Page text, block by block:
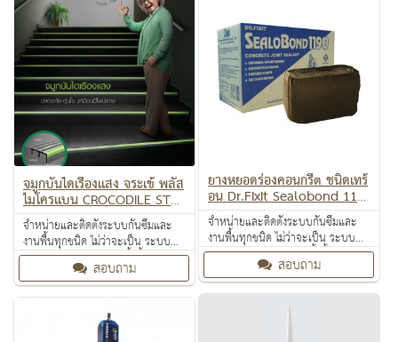
ยางหยอดร่องคอนกรีต ชนิดเทร้
อน Dr.Fixit Sealobond 119
0
จำหน่ายและติดตั้งระบบกันซึมและ
งานพื้นทุกชนิด ไม่ว่าจะเป็น ระบบ
งานกันซึม ระบบงานติดตั้งพื้น งาน
ป้องกันไฟลาม งานเคลือบปกป้องพื้น
ผิว งานเคลือบสารสะท้อนความร้อน
สอบถาม
จมูกบันไดเรืองแสง จระเข้ พลัส
ไมโครแบน CROCODILE STAI
R NOSING GLOW PLUS MIC
ROBAN
จำหน่ายและติดตั้งระบบกันซึมและ
งานพื้นทุกชนิด ไม่ว่าจะเป็น ระบบ
งานกันซึม ระบบงานติดตั้งพื้น งาน
ป้องกันไฟลาม งานเคลือบปกป้องพื้น
ผิว งานเคลือบสารสะท้อนความร้อน
สอบถาม